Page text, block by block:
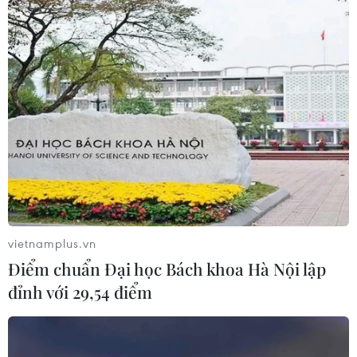
Cập nhật chính sách mới của Hàn Quốc
đối với lao động Việt Nam
12/06/2023 03:24
Người lao động diện visa E-9 đang làm việc tại Hàn
Quốc có khả năng trở thành nhân lực nước ngoài chuẩn
lành nghề khi đáp ứng đủ các điều kiện về thời gian
làm việc, tay nghề và trình độ tiếng Hàn.
vietnamplus.vn
Điểm chuẩn Đại học Bách khoa Hà Nội lập
đỉnh với 29,54 điểm